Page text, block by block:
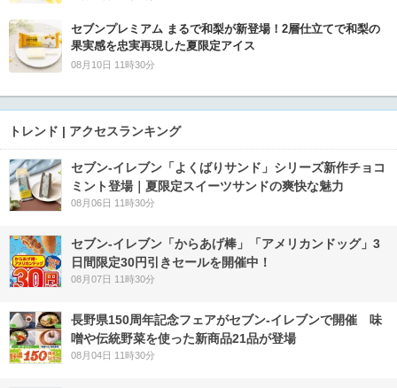
セブンプレミアム まるで和梨が新登場！2層仕立てで和梨の
果実感を忠実再現した夏限定アイス
08月10日 11時30分
トレンド | アクセスランキング
セブン‐イレブン「よくばりサンド」シリーズ新作チョコ
ミント登場｜夏限定スイーツサンドの爽快な魅力
08月06日 11時30分
セブン‐イレブン「からあげ棒」「アメリカンドッグ」3
日間限定30円引きセールを開催中！
08月07日 11時30分
長野県150周年記念フェアがセブン-イレブンで開催 味
噌や伝統野菜を使った新商品21品が登場
08月04日 11時30分